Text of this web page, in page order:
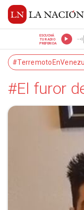
ESCUCHÁ
TU RADIO
PREFERIDA
#El furor